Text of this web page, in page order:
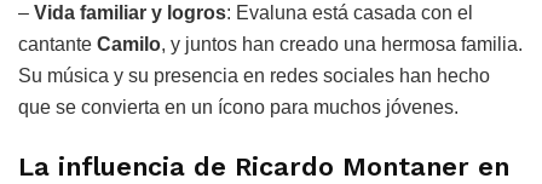
– Vida familiar y logros: Evaluna está casada con el
cantante Camilo, y juntos han creado una hermosa familia.
Su música y su presencia en redes sociales han hecho
que se convierta en un ícono para muchos jóvenes.
La influencia de Ricardo Montaner en